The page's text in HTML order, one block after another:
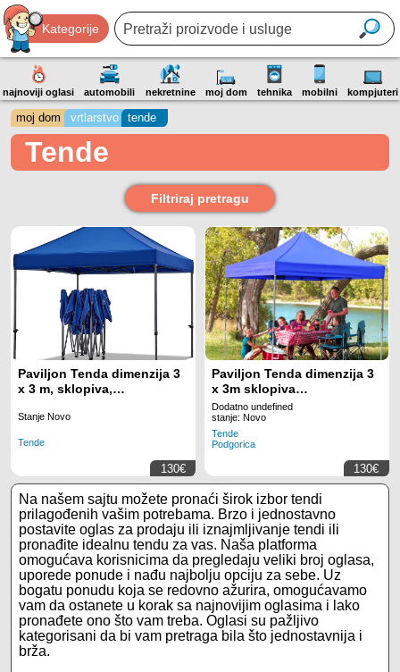
Kategorije
najnoviji oglasi automobili nekretnine moj dom tehnika mobilni kompjuteri
moj dom vrtlarstvo tende
Tende
Filtriraj pretragu
Paviljon Tenda dimenzija 3
x 3 m, sklopiva,
Stanje Novo
Tende
130€
Paviljon Tenda dimenzija 3
x 3m sklopiva
brzomontažna
Dodatno undefined
stanje: Novo
Tende
Podgorica
130€
Na našem sajtu možete pronaći širok izbor tendi
prilagođenih vašim potrebama. Brzo i jednostavno
postavite oglas za prodaju ili iznajmljivanje tendi ili
pronađite idealnu tendu za vas. Naša platforma
omogućava korisnicima da pregledaju veliki broj oglasa,
uporede ponude i nađu najbolju opciju za sebe. Uz
bogatu ponudu koja se redovno ažurira, omogućavamo
vam da ostanete u korak sa najnovijim oglasima i lako
pronađete ono što vam treba. Oglasi su pažljivo
kategorisani da bi vam pretraga bila što jednostavnija i
brža.